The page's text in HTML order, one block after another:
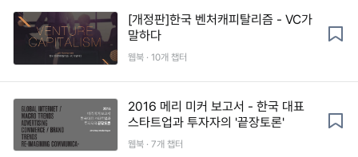
[개정판]한국 벤처캐피탈리즘 - VC가
말하다
웹북 · 10개 챕터
2016 메리 미커 보고서 - 한국 대표
스타트업과 투자자의 '끝장토론'
웹북 · 7개 챕터